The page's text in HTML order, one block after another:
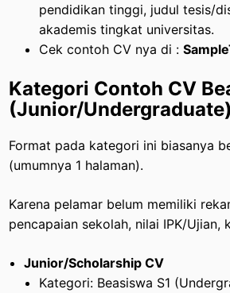
pendidikan tinggi, judul tesis/
akademis tingkat universitas.
Cek contoh CV nya di :
Kategori Contoh CV
(Junior/Undergraduate)
Format pada kategori ini biasanya
(umumnya 1 halaman).
Karena pelamar belum memiliki
pencapaian sekolah, nilai IPK/
Junior/Scholarship CV
Kategori: Beasiswa S1